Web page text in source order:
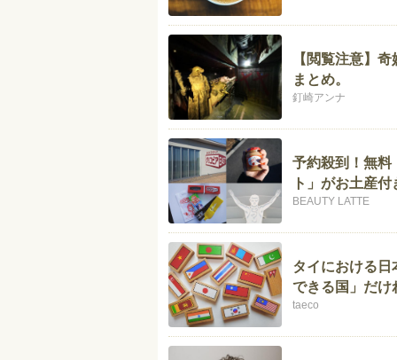
【閲覧注意】
まとめ。
釘崎アンナ
予約殺到！無料
ト」がお土産
BEAUTY LATTE
タイにおける
できる国」だ
taeco